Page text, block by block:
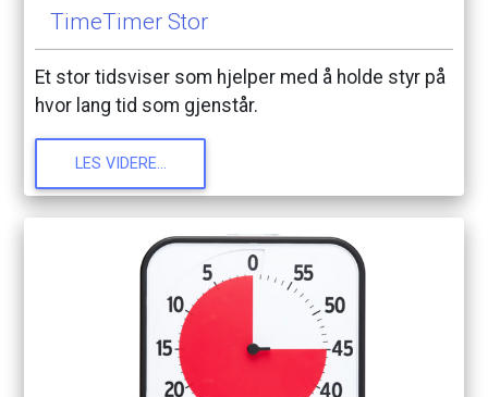
TimeTimer Stor
Et stor tidsviser som hjelper med å holde styr på
hvor lang tid som gjenstår.
LES VIDERE...